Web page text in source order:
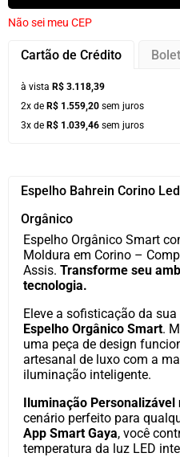
Não sei meu CEP
Cartão de Crédito
à vista R$ 3.118,39
2x de R$ 1.559,20 sem juros
3x de R$ 1.039,46 sem juros
Espelho Bahrein Corino
Orgânico
Espelho Orgânico Smart
Moldura em Corino –
Assis. Transforme seu
tecnologia.
Eleve a sofisticação da
Espelho Orgânico Smart.
uma peça de design
artesanal de luxo com a
iluminação inteligente.
Iluminação Personalizável
cenário perfeito para
App Smart Gaya, você
temperatura da luz LED